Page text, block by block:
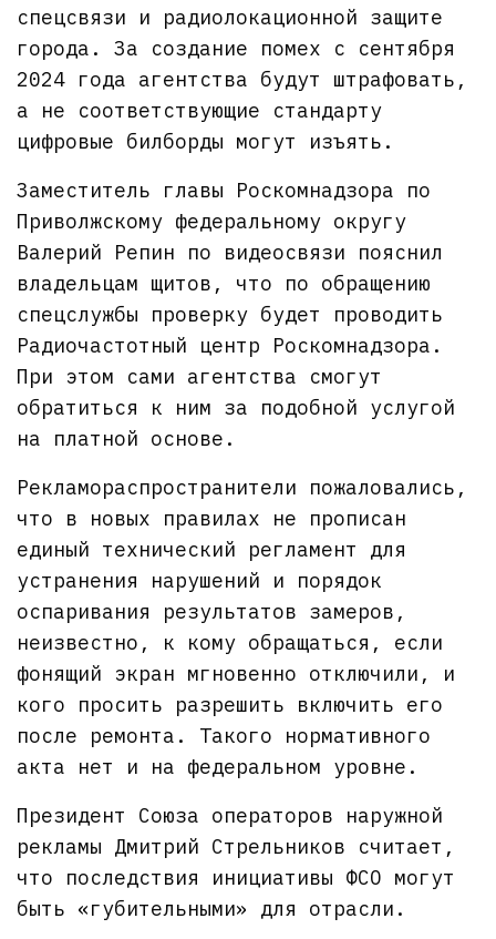
спецсвязи и радиолокационной защите
города. За создание помех с сентября
2024 года агентства будут штрафовать,
а не соответствующие стандарту
цифровые билборды могут изъять.
Заместитель главы Роскомнадзора по
Приволжскому федеральному округу
Валерий Репин по видеосвязи пояснил
владельцам щитов, что по обращению
спецслужбы проверку будет проводить
Радиочастотный центр Роскомнадзора.
При этом сами агентства смогут
обратиться к ним за подобной услугой
на платной основе.
Рекламораспространители пожаловались,
что в новых правилах не прописан
единый технический регламент для
устранения нарушений и порядок
оспаривания результатов замеров,
неизвестно, к кому обращаться, если
фонящий экран мгновенно отключили, и
кого просить разрешить включить его
после ремонта. Такого нормативного
акта нет и на федеральном уровне.
Президент Союза операторов наружной
рекламы Дмитрий Стрельников считает,
что последствия инициативы ФСО могут
быть «губительными» для отрасли.